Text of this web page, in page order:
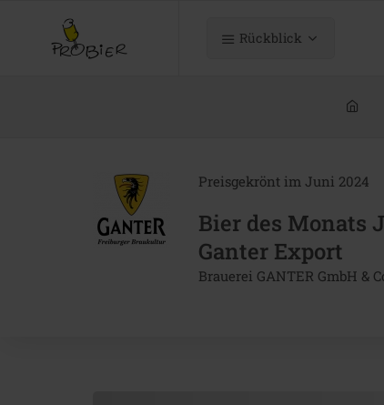
Rückblick
Preisgekrönt im Juni 2024
Bier des Monats
Ganter Export
Brauerei GANTER GmbH &